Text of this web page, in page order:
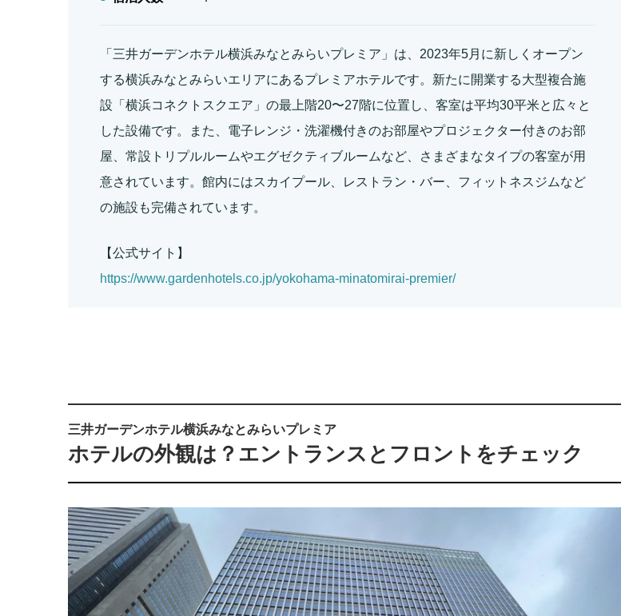
「三井ガーデンホテル横浜みなとみらいプレミア」は、2023年5月に新しくオープン
する横浜みなとみらいエリアにあるプレミアホテルです。新たに開業する大型複合施
設「横浜コネクトスクエア」の最上階20〜27階に位置し、客室は平均30平米と広々と
した設備です。また、電子レンジ・洗濯機付きのお部屋やプロジェクター付きのお部
屋、常設トリプルルームやエグゼクティブルームなど、さまざまなタイプの客室が用
意されています。館内にはスカイプール、レストラン・バー、フィットネスジムなど
の施設も完備されています。
【公式サイト】
https://www.gardenhotels.co.jp/yokohama-minatomirai-premier/
三井ガーデンホテル横浜みなとみらいプレミア
ホテルの外観は？エントランスとフロントをチェック